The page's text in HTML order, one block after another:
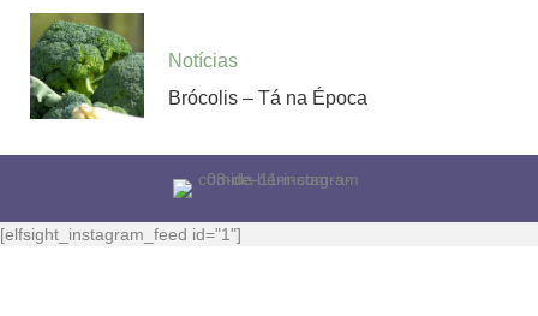
Notícias
Brócolis – Tá na Época
[elfsight_instagram_feed id="1"]